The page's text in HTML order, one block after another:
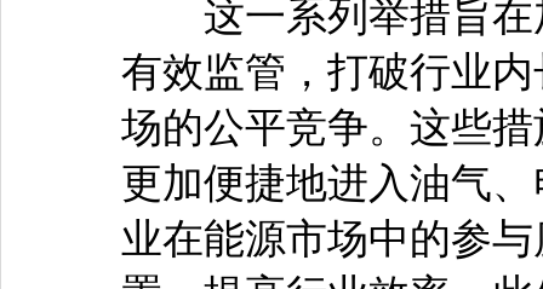
这一系列举措旨在
有效监管，打破行业
场的公平竞争。这些
更加便捷地进入油气
业在能源市场中的参